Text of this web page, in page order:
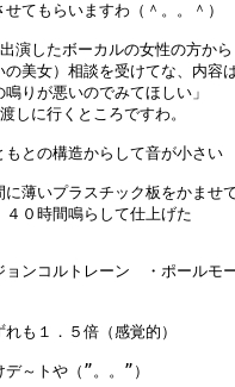
てもらいますわ（＾。。＾）
演したボーカルの女性の方から
の美女）相談を受けてな、内容
りが悪いのでみてほしい」
しに行くところですわ。
との構造からして音が小さい
薄いプラスチック板をかませ
時間鳴らして仕上げた
ンコルトレーン　・ポールモ
も１．５倍（感覚的）
～トや（”。。”）